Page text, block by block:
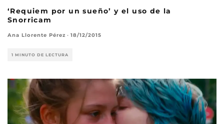
‘Requiem por un sueño’ y el uso de la
Snorricam
Ana Llorente Pérez · 18/12/2015
1 MINUTO DE LECTURA